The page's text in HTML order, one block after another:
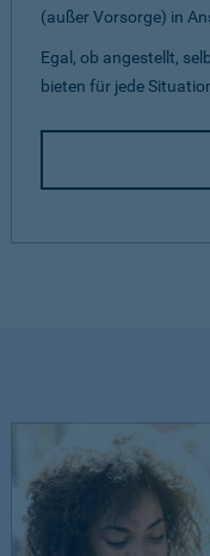
(außer Vorsorge) in
Egal, ob angestellt,
bieten für jede